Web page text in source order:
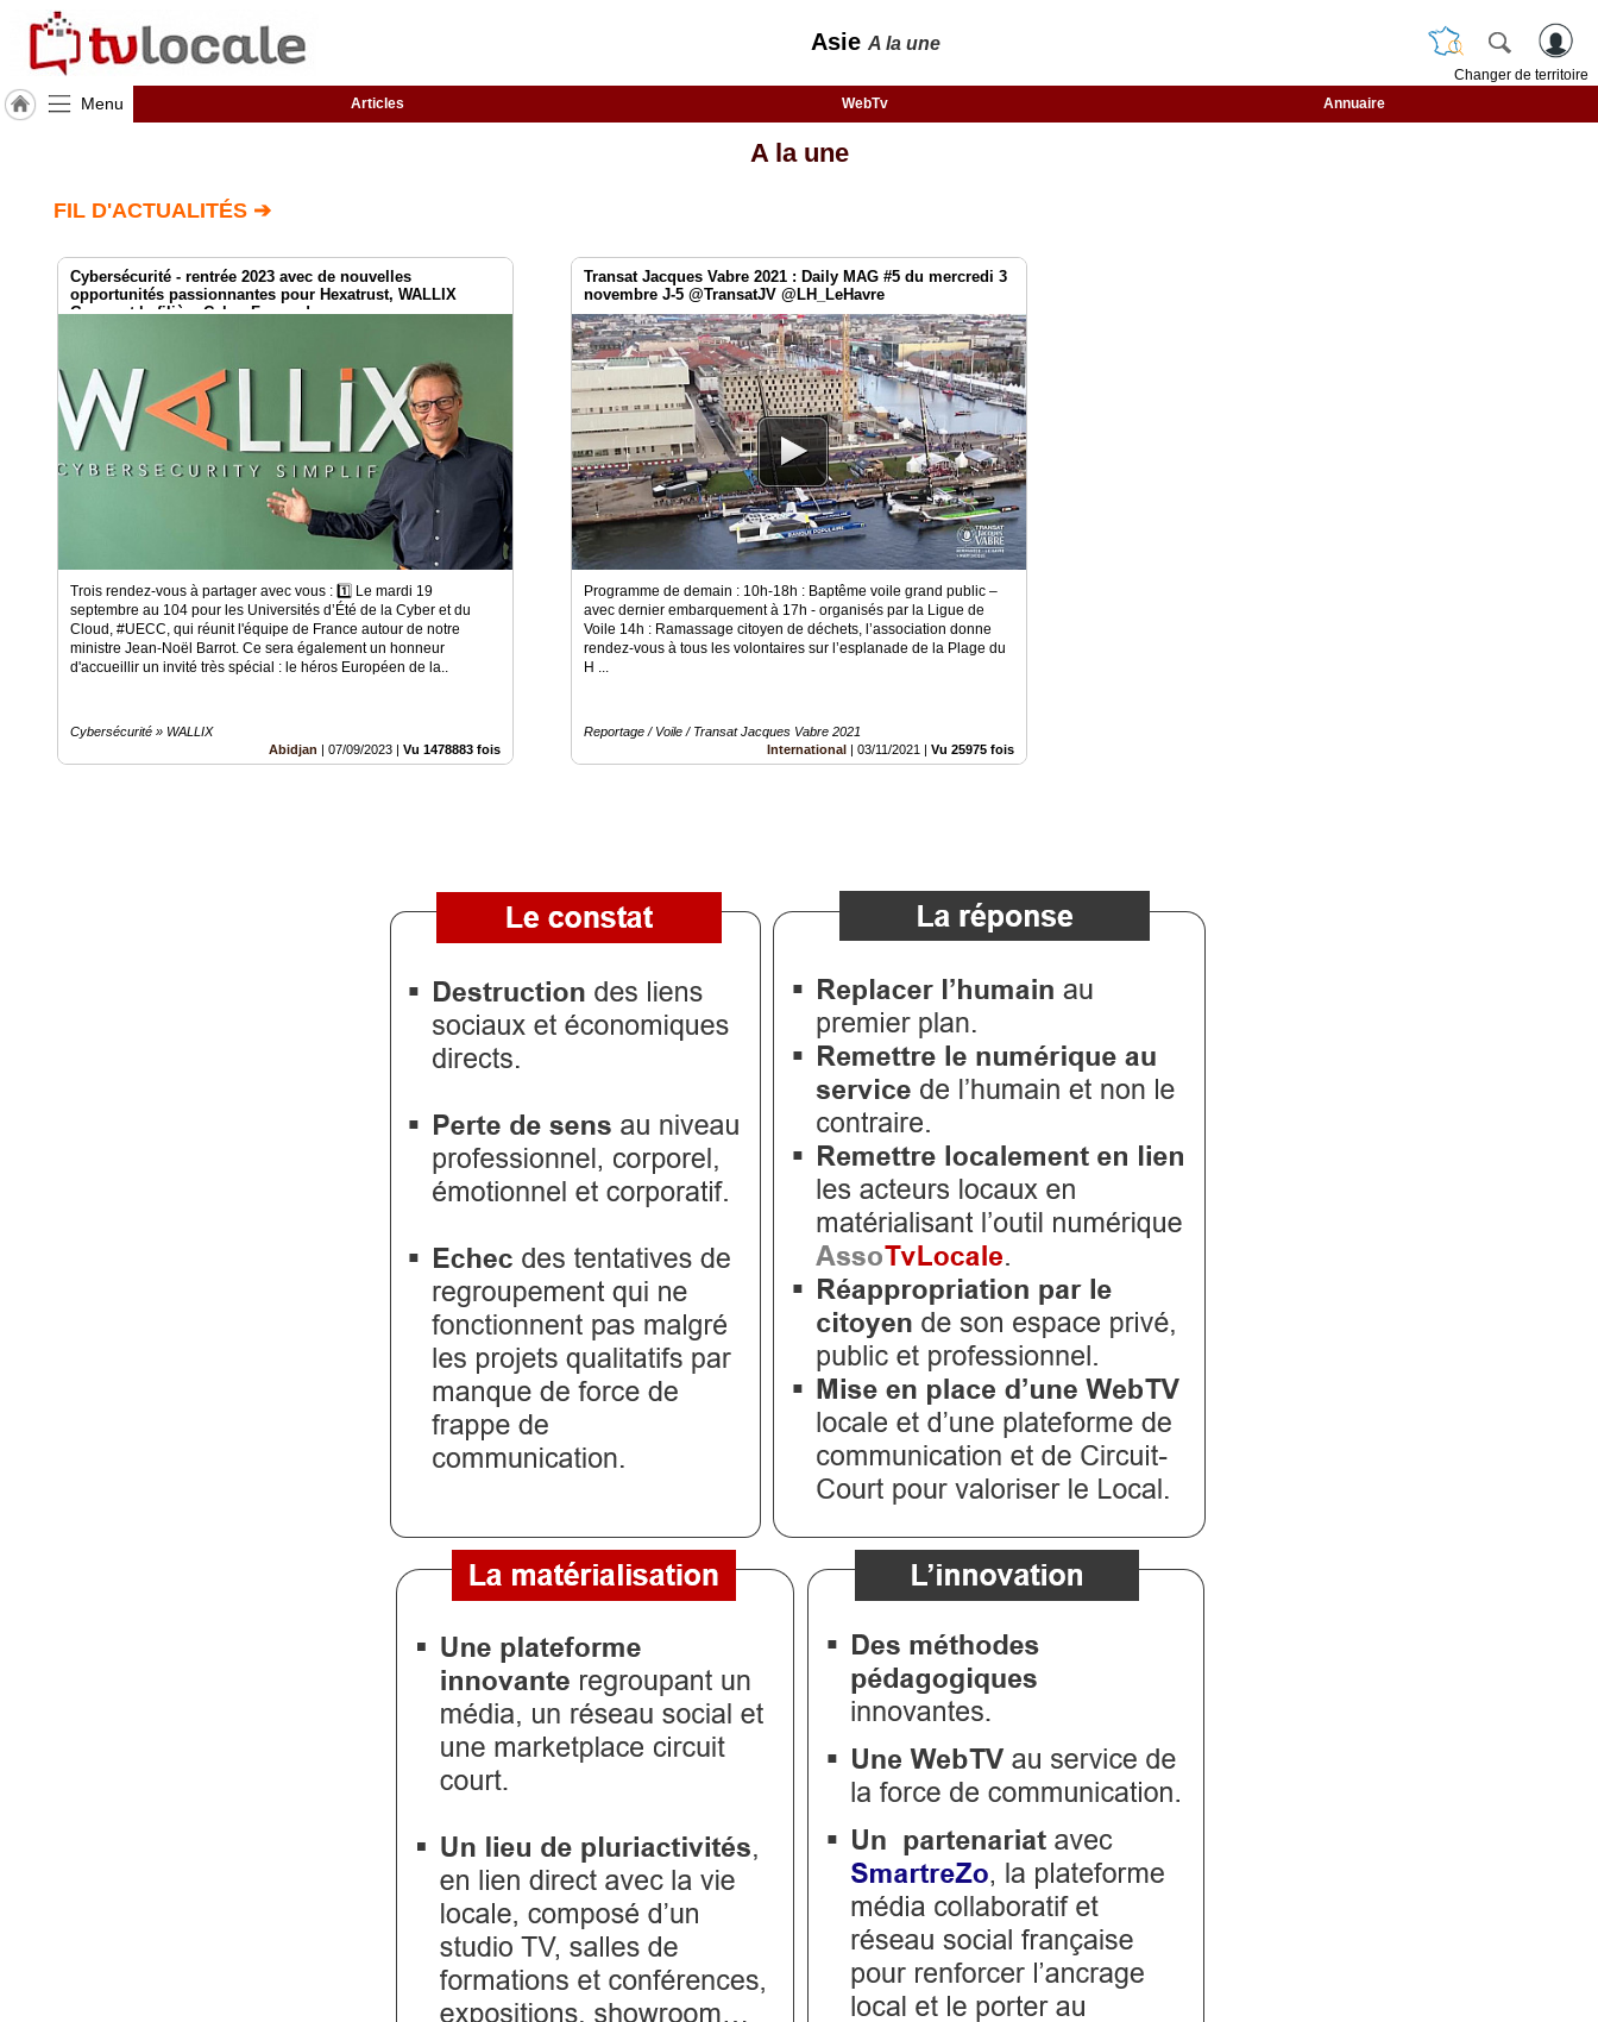
Asie A la une
Changer de territoire
Menu Articles WebTv Annuaire
RUBRIQUES
Agenda
annuaire
A la une
FIL D'ACTUALITÉS ➔
Cybersécurité - rentrée 2023 avec de nouvelles
opportunités passionnantes pour Hexatrust, WALLIX
Group et la filière Cyber France !
Trois rendez-vous à partager avec vous : 1️⃣ Le mardi 19
septembre au 104 pour les Universités d’Été de la Cyber et du
Cloud, #UECC, qui réunit l'équipe de France autour de notre
ministre Jean-Noël Barrot. Ce sera également un honneur
d'accueillir un invité très spécial : le héros Européen de la..
Cybersécurité » WALLIX
Abidjan | 07/09/2023 | Vu 1478883 fois
Transat Jacques Vabre 2021 : Daily MAG #5 du mercredi 3
novembre J-5 @TransatJV @LH_LeHavre
Programme de demain : 10h-18h : Baptême voile grand public –
avec dernier embarquement à 17h - organisés par la Ligue de
Voile 14h : Ramassage citoyen de déchets, l’association donne
rendez-vous à tous les volontaires sur l’esplanade de la Plage du
H ...
Reportage / Voile / Transat Jacques Vabre 2021
International | 03/11/2021 | Vu 25975 fois